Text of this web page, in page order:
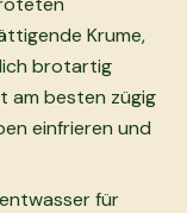
Krume,
brotartig
am besten zügig
einfrieren und
für